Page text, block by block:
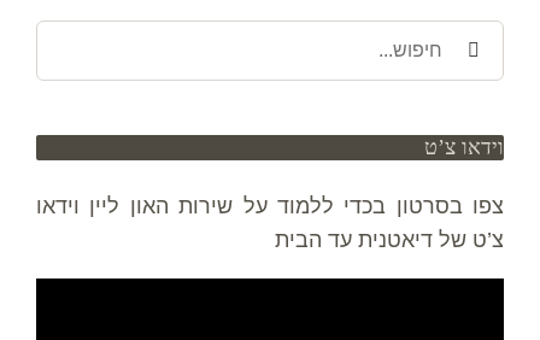
חיפוש
באתר:
וידאו צ’ט
צפו בסרטון בכדי ללמוד על שירות האון ליין וידאו
צ’ט של דיאטנית עד הבית